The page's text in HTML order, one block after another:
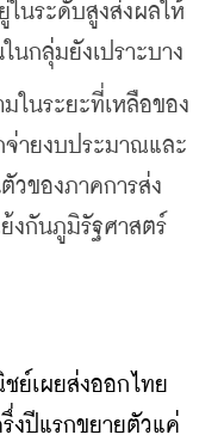
ในระดับสูงส่งผลให้
นกลุ่มยังเปราะบาง
ระยะที่เหลือของ
จ่ายงบประมาณและ
วของภาคการส่ง
งกันภูมิรัฐศาสตร์
ย์เผยส่งออกไทย
งปีแรกขยายตัวแค่